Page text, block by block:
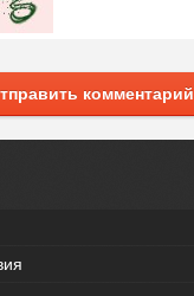
комментарий